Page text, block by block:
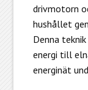
drivmotorn
hushållet
Denna
energi till
energinät